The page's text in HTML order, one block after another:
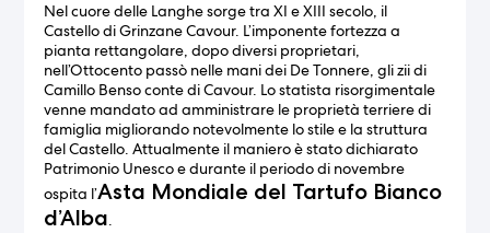
Nel cuore delle Langhe sorge tra XI e XIII secolo, il
Castello di Grinzane Cavour. L’imponente fortezza a
pianta rettangolare, dopo diversi proprietari,
nell’Ottocento passò nelle mani dei De Tonnere, gli zii di
Camillo Benso conte di Cavour. Lo statista risorgimentale
venne mandato ad amministrare le proprietà terriere di
famiglia migliorando notevolmente lo stile e la struttura
del Castello. Attualmente il maniero è stato dichiarato
Patrimonio Unesco e durante il periodo di novembre
ospita l’Asta Mondiale del Tartufo Bianco
d’Alba.